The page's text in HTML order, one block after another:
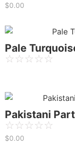
$0.00
Pale
☆☆☆☆☆
Pakistani
☆☆☆☆☆
$0.00